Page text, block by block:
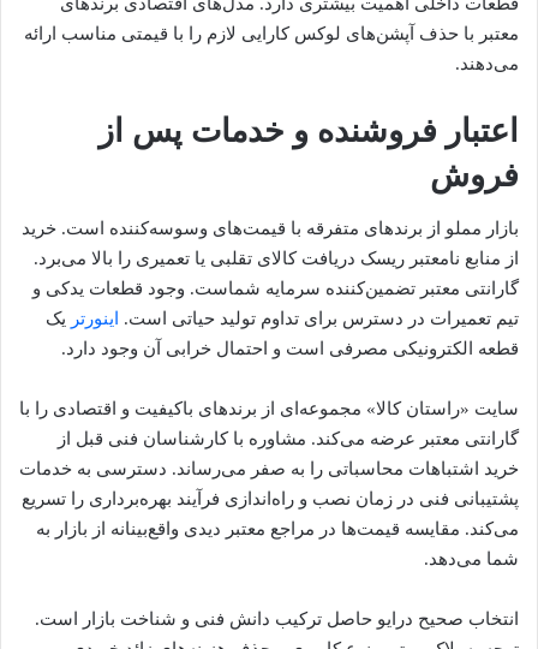
معتبر با حذف آپشن‌های لوکس کارایی لازم را با قیمتی مناسب ارائه
می‌دهند.
اعتبار فروشنده و خدمات پس از
فروش
بازار مملو از برندهای متفرقه با قیمت‌های وسوسه‌کننده است. خرید
از منابع نامعتبر ریسک دریافت کالای تقلبی یا تعمیری را بالا می‌برد.
گارانتی معتبر تضمین‌کننده سرمایه شماست. وجود قطعات یدکی و
تیم تعمیرات در دسترس برای تداوم تولید حیاتی است.
اینورتر یک
قطعه الکترونیکی مصرفی است و احتمال خرابی آن وجود دارد.
سایت «راستان کالا» مجموعه‌ای از برندهای باکیفیت و اقتصادی را با
گارانتی معتبر عرضه می‌کند. مشاوره با کارشناسان فنی قبل از
خرید اشتباهات محاسباتی را به صفر می‌رساند. دسترسی به خدمات
پشتیبانی فنی در زمان نصب و راه‌اندازی فرآیند بهره‌برداری را تسریع
می‌کند. مقایسه قیمت‌ها در مراجع معتبر دیدی واقع‌بینانه از بازار به
شما می‌دهد.
انتخاب صحیح درایو حاصل ترکیب دانش فنی و شناخت بازار است.